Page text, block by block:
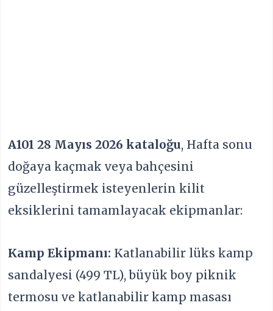
A101 28 Mayıs 2026 kataloğu, Hafta sonu
doğaya kaçmak veya bahçesini
güzelleştirmek isteyenlerin kilit
eksiklerini tamamlayacak ekipmanlar:
Kamp Ekipmanı: Katlanabilir lüks kamp
sandalyesi (499 TL), büyük boy piknik
termosu ve katlanabilir kamp masası